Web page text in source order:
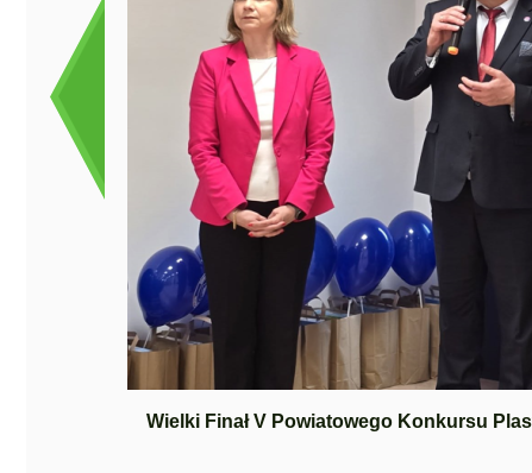
Wielki Finał V Powiatowego Konkursu